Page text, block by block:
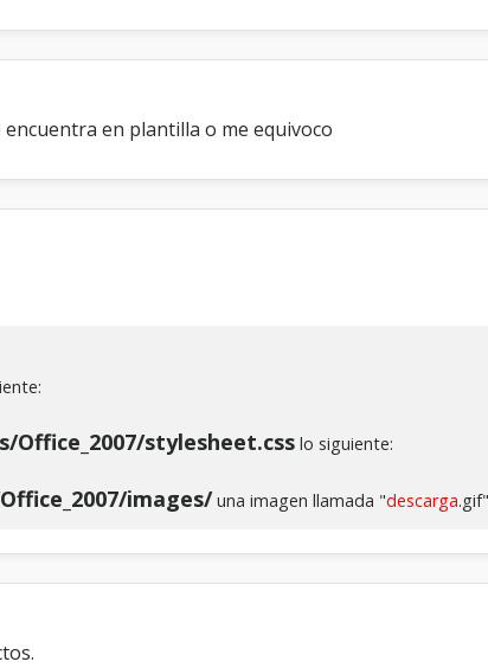
en plantilla o me equivoco
stylesheet.css lo siguiente:
images/una imagen llamada "descarga